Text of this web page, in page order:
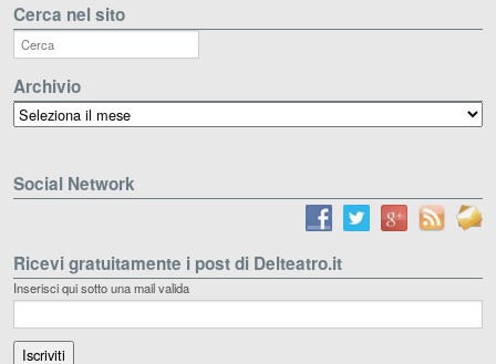
Cerca nel sito
Archivio
Archivio
Social Network
Ricevi gratuitamente i post di Delteatro.it
Inserisci qui sotto una mail valida